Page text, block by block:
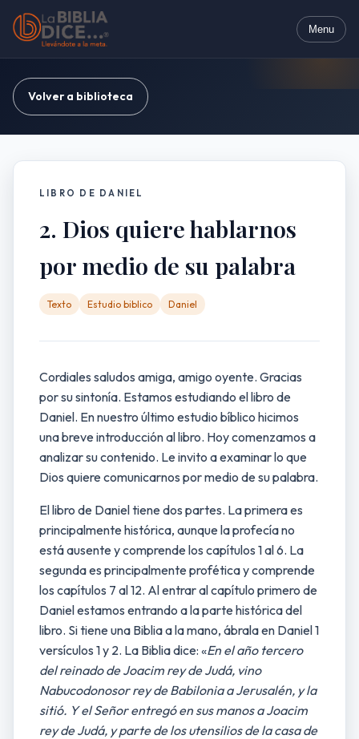
Menu
Volver a biblioteca
LIBRO DE DANIEL
2. Dios quiere hablarnos
por medio de su palabra
Texto Estudio biblico Daniel
Cordiales saludos amiga, amigo oyente. Gracias
por su sintonía. Estamos estudiando el libro de
Daniel. En nuestro último estudio bíblico hicimos
una breve introducción al libro. Hoy comenzamos a
analizar su contenido. Le invito a examinar lo que
Dios quiere comunicarnos por medio de su palabra.
El libro de Daniel tiene dos partes. La primera es
principalmente histórica, aunque la profecía no
está ausente y comprende los capítulos 1 al 6. La
segunda es principalmente profética y comprende
los capítulos 7 al 12. Al entrar al capítulo primero de
Daniel estamos entrando a la parte histórica del
libro. Si tiene una Biblia a la mano, ábrala en Daniel 1
versículos 1 y 2. La Biblia dice: «En el año tercero
del reinado de Joacim rey de Judá, vino
Nabucodonosor rey de Babilonia a Jerusalén, y la
sitió. Y el Señor entregó en sus manos a Joacim
rey de Judá, y parte de los utensilios de la casa de